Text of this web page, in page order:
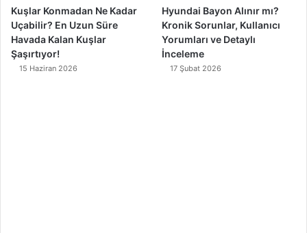
Kuşlar Konmadan Ne Kadar
Uçabilir? En Uzun Süre
Havada Kalan Kuşlar
Şaşırtıyor!
15 Haziran 2026
Hyundai Bayon Alınır mı?
Kronik Sorunlar, Kullanıcı
Yorumları ve Detaylı
İnceleme
17 Şubat 2026